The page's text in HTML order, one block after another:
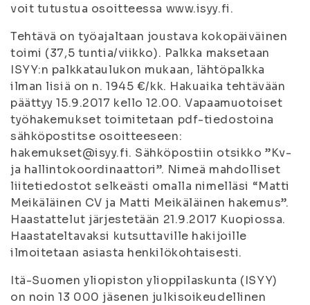
voit tutustua osoitteessa www.isyy.fi.
Tehtävä on työajaltaan joustava kokopäiväinen
toimi (37,5 tuntia/viikko). Palkka maksetaan
ISYY:n palkkataulukon mukaan, lähtöpalkka
ilman lisiä on n. 1945 €/kk. Hakuaika tehtävään
päättyy 15.9.2017 kello 12.00. Vapaamuotoiset
työhakemukset toimitetaan pdf-tiedostoina
sähköpostitse osoitteeseen:
hakemukset@isyy.fi. Sähköpostiin otsikko ”Kv-
ja hallintokoordinaattori”. Nimeä mahdolliset
liitetiedostot selkeästi omalla nimelläsi “Matti
Meikäläinen CV ja Matti Meikäläinen hakemus”.
Haastattelut järjestetään 21.9.2017 Kuopiossa.
Haastateltavaksi kutsuttaville hakijoille
ilmoitetaan asiasta henkilökohtaisesti.
Itä-Suomen yliopiston ylioppilaskunta (ISYY)
on noin 13 000 jäsenen julkisoikeudellinen